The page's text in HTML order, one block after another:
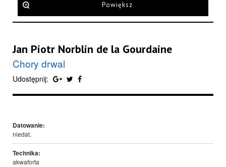
Powiększ
Jan Piotr Norblin de la Gourdaine
Chory drwal
Udostępnij:
Datowanie:
niedat.
Technika:
akwaforta